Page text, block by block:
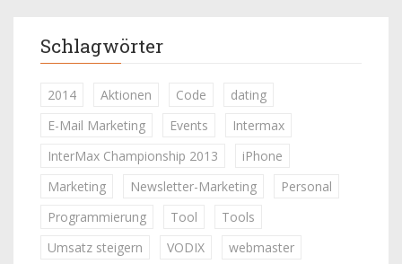
Schlagwörter
2014 Aktionen Code
dating
E-Mail Marketing
Events
Intermax
InterMax Championship 2013
iPhone
Marketing
Newsletter-Marketing
Personal
Programmierung
Tool
Tools
Umsatz steigern
VODIX
webmaster